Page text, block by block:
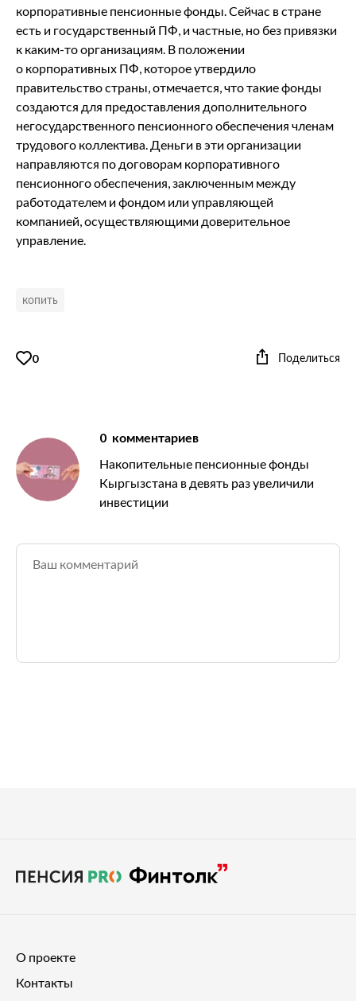
корпоративные пенсионные фонды. Сейчас в стране
есть и государственный ПФ, и частные, но без привязки
к каким-то организациям. В положении
о корпоративных ПФ, которое утвердило
правительство страны, отмечается, что такие фонды
создаются для предоставления дополнительного
негосударственного пенсионного обеспечения членам
трудового коллектива. Деньги в эти организации
направляются по договорам корпоративного
пенсионного обеспечения, заключенным между
работодателем и фондом или управляющей
компанией, осуществляющими доверительное
управление.
копить
0 Поделиться
0 комментариев
Накопительные пенсионные фонды
Кыргызстана в девять раз увеличили
инвестиции
О проекте
Контакты